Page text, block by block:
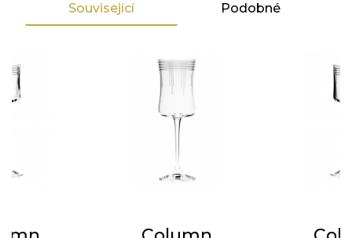
Související Podobné